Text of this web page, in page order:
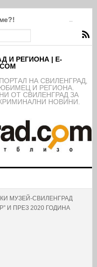
И РЕГИОНА | E-
НА СВИЛЕНГРАД,
И РЕГИОНА.
ОТ СВИЛЕНГРАД ЗА
НОВИНИ.
МУЗЕЙ-СВИЛЕНГРАД
И ПРЕЗ 2020 ГОДИНА